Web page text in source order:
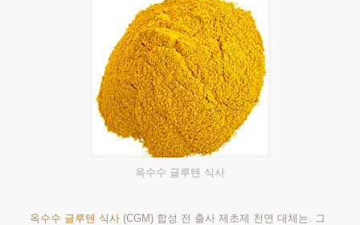
옥수수 글루텐 식사
옥수수 글루텐 식사(CGM) 합성 전 출사 제초제 천연 대체는. 그